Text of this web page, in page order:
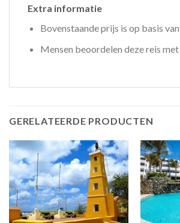
Extra informatie
Bovenstaande prijs is op basis
Mensen beoordelen deze reis met
GERELATEERDE PRODUCTEN